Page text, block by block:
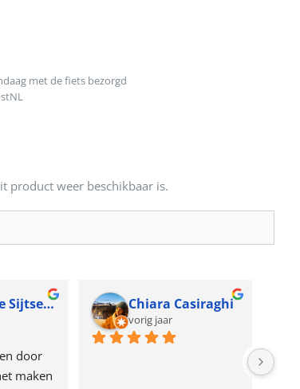
met de fiets bezorgd
product weer beschikbaar is.
Corneline Sijtsema
door
maken
Chiara Casiraghi
vorig jaar